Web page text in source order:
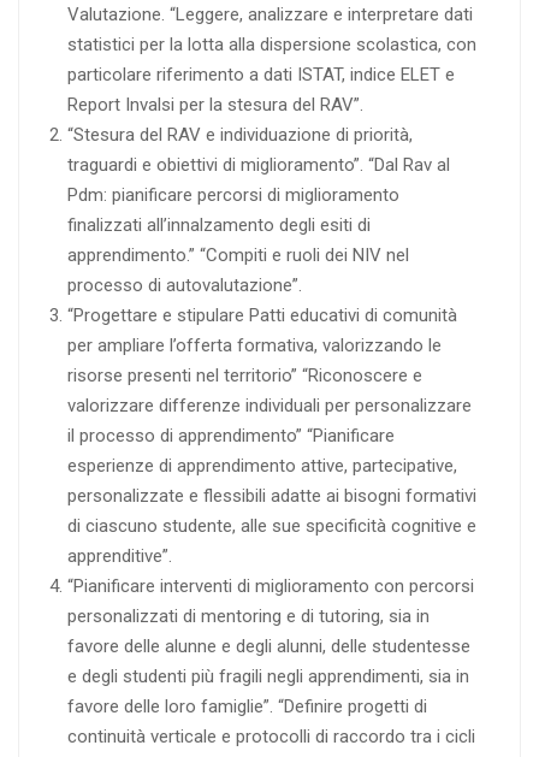
Valutazione. “Leggere, analizzare e interpretare dati
statistici per la lotta alla dispersione scolastica, con
particolare riferimento a dati ISTAT, indice ELET e
Report Invalsi per la stesura del RAV”.
“Stesura del RAV e individuazione di priorità,
traguardi e obiettivi di miglioramento”. “Dal Rav al
Pdm: pianificare percorsi di miglioramento
finalizzati all’innalzamento degli esiti di
apprendimento.” “Compiti e ruoli dei NIV nel
processo di autovalutazione”.
“Progettare e stipulare Patti educativi di comunità
per ampliare l’offerta formativa, valorizzando le
risorse presenti nel territorio” “Riconoscere e
valorizzare differenze individuali per personalizzare
il processo di apprendimento” “Pianificare
esperienze di apprendimento attive, partecipative,
personalizzate e flessibili adatte ai bisogni formativi
di ciascuno studente, alle sue specificità cognitive e
apprenditive”.
“Pianificare interventi di miglioramento con percorsi
personalizzati di mentoring e di tutoring, sia in
favore delle alunne e degli alunni, delle studentesse
e degli studenti più fragili negli apprendimenti, sia in
favore delle loro famiglie”. “Definire progetti di
continuità verticale e protocolli di raccordo tra i cicli